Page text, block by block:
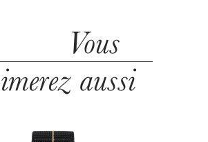
Vous
aussi